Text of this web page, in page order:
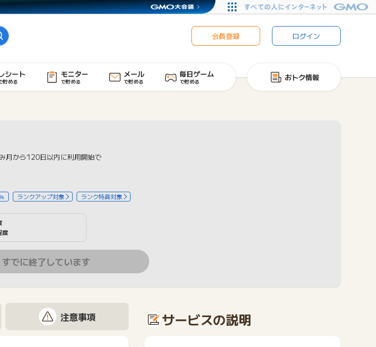
会員登録 ログイン
シート
貯める
モニター
で貯める
メール
で貯める
毎日ゲーム
で貯める おトク情報
月から120日以内に利用開始で
ランクアップ対象 ランク特典対象
度
すでに終了しています
注意事項 サービスの説明